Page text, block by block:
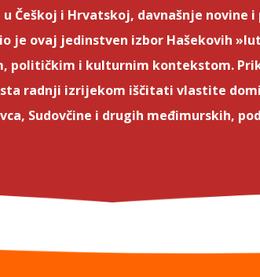
Češkoj i Hrvatskoj, davnašnje
je ovaj jedinstven izbor Hašekovih
političkim i kulturnim kontekstom.
radnji izrijekom iščitati vlastite
Sudovčine i drugih međimurskih,